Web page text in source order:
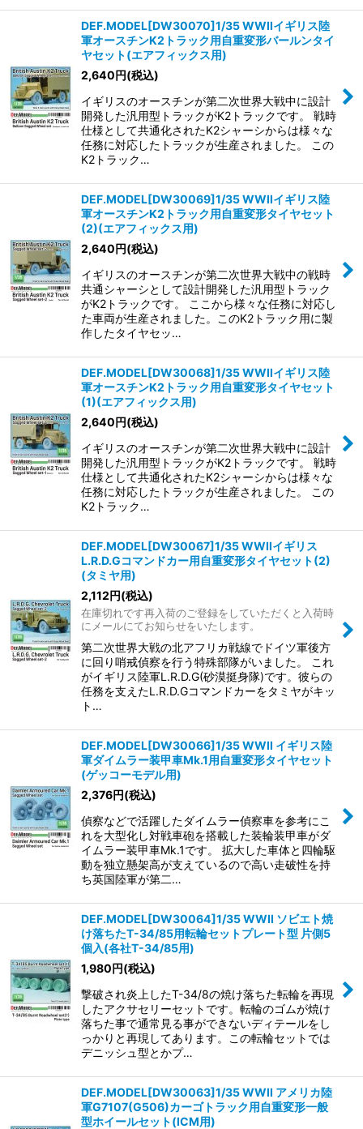
DEF.MODEL[DW30070]1/35 WWIIイギリス陸
軍オースチンK2トラック用自重変形バールンタイ
ヤセット(エアフィックス用)
2,640円(税込)
イギリスのオースチンが第二次世界大戦中に設計
開発した汎用型トラックがK2トラックです。 戦時
仕様として共通化されたK2シャーシからは様々な
任務に対応したトラックが生産されました。 この
K2トラック…
DEF.MODEL[DW30069]1/35 WWIIイギリス陸
軍オースチンK2トラック用自重変形タイヤセット
(2)(エアフィックス用)
2,640円(税込)
イギリスのオースチンが第二次世界大戦中の戦時
共通シャーシとして設計開発した汎用型トラック
がK2トラックです。 ここから様々な任務に対応し
た車両が生産されました。このK2トラック用に製
作したタイヤセッ…
DEF.MODEL[DW30068]1/35 WWIIイギリス陸
軍オースチンK2トラック用自重変形タイヤセット
(1)(エアフィックス用)
2,640円(税込)
イギリスのオースチンが第二次世界大戦中に設計
開発した汎用型トラックがK2トラックです。 戦時
仕様として共通化されたK2シャーシからは様々な
任務に対応したトラックが生産されました。 この
K2トラック…
DEF.MODEL[DW30067]1/35 WWIIイギリス
L.R.D.Gコマンドカー用自重変形タイヤセット(2)
(タミヤ用)
2,112円(税込)
在庫切れです再入荷のご登録をしていただくと入荷時
にメールにてお知らせをいたします。
第二次世界大戦の北アフリカ戦線でドイツ軍後方
に回り哨戒偵察を行う特殊部隊がいました。 これ
がイギリス陸軍L.R.D.G(砂漠挺身隊)です。彼らの
任務を支えたL.R.D.Gコマンドカーをタミヤがキッ
ト…
DEF.MODEL[DW30066]1/35 WWII イギリス陸
軍ダイムラー装甲車Mk.1用自重変形タイヤセット
(ゲッコーモデル用)
2,376円(税込)
偵察などで活躍したダイムラー偵察車を参考にこ
れを大型化し対戦車砲を搭載した装輪装甲車がダ
イムラー装甲車Mk.1です。 拡大した車体と四輪駆
動を独立懸架高が支えているので高い走破性を持
ち英国陸軍が第二…
DEF.MODEL[DW30064]1/35 WWII ソビエト焼
け落ちたT-34/85用転輪セットプレート型 片側5
個入(各社T-34/85用)
1,980円(税込)
撃破され炎上したT-34/8の焼け落ちた転輪を再現
したアクサセリーセットです。転輪のゴムが焼け
落ちた事で通常見る事ができないディテールをし
っかりと再現してあります。この転輪セットでは
デニッシュ型とかプ…
DEF.MODEL[DW30063]1/35 WWII アメリカ陸
軍G7107(G506)カーゴトラック用自重変形一般
型ホイールセット(ICM用)